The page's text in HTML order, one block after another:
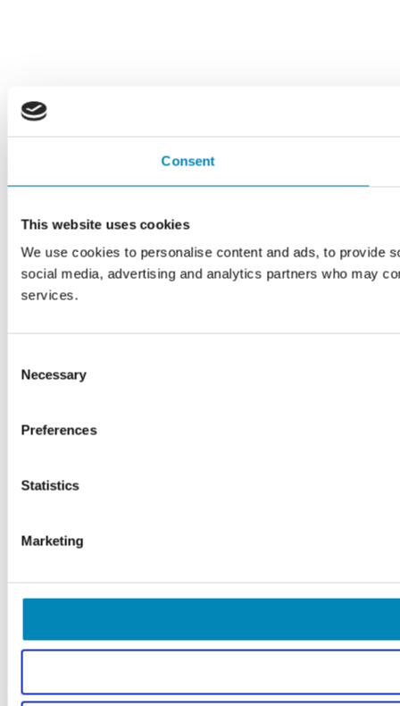
Consent
This website uses cookies
We use cookies to personalise content and ads, to provide
social media, advertising and analytics partners who may
services.
Selection
Necessary
Preferences
Statistics
Marketing